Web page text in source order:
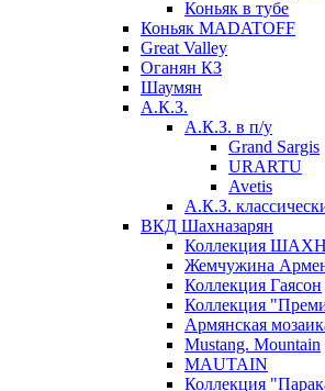
Коньяк в тубе
Коньяк MADATOFF
Great Valley
Оганян КЗ
Шаумян
А.К.З.
А.К.З. в п/у
Grand Sargis
URARTU
Avetis
А.К.З.
ВКД Шахназарян
Коллекция
Жемчужина
Коллекция Гаясон
Коллекция
Армянская
Mustang. Mountain
MAUTAIN
Коллекция